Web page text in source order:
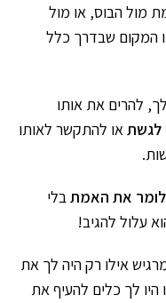
מול הבוס, או מול
המקום שבדרך כלל
להרים את אותו
לגשתאו להתקשר לאותו
לומר את האמתבלי
עלול להגיב!
אילו רק היה לך את
היו לך כלים להעיף את